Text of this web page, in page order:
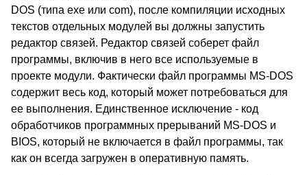
DOS (типа exe или com), после компиляции исходных
текстов отдельных модулей вы должны запустить
редактор связей. Редактор связей соберет файл
программы, включив в него все используемые в
проекте модули. Фактически файл программы MS-DOS
содержит весь код, который может потребоваться для
ее выполнения. Единственное исключение - код
обработчиков программных прерываний MS-DOS и
BIOS, который не включается в файл программы, так
как он всегда загружен в оперативную память.